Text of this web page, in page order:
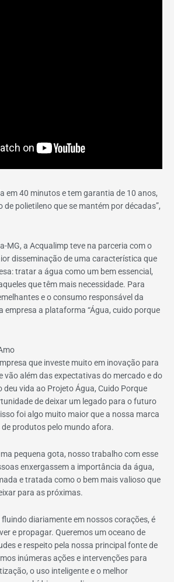
em 40 minutos e tem garantia de 10 anos,
polietileno que se mantém por décadas”,
MG, a Acqualimp teve na parceria com o
disseminação de uma característica que
tratar a água como um bem essencial,
que têm mais necessidade. Para
e o consumo responsável da
empresa a plataforma “Água, cuido porque
que investe muito em inovação para
vão além das expectativas do mercado e do
deu vida ao Projeto Água, Cuido Porque
de deixar um legado para o futuro
foi algo muito maior que a nossa marca
produtos pelo mundo afora.
pequena gota, nosso trabalho com esse
enxergassem a importância da água,
e tratada como o bem mais valioso que
para as próximas.
diariamente em nossos corações, é
e propagar. Queremos um oceano de
e respeito pela nossa principal fonte de
inúmeras ações e intervenções para
o uso inteligente e o melhor